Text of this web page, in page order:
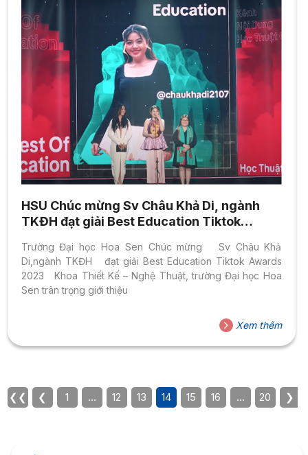
HSU Chúc mừng Sv Châu Khả Di, ngành
TKĐH đạt giải Best Education Tiktok
Trường Đại học Hoa Sen Chúc mừng Sv Châu Khả
Di,ngành TKĐH đạt giải Best Education Tiktok Awards
2023 Khoa Thiết Kế – Nghệ Thuật, trường Đại học Hoa
Sen trân trọng giới thiệu
Xem thêm
❮❮ ❮ 1 … 12 13 14 15 16 … 20 ❯